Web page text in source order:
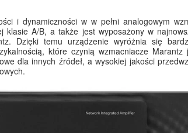
i dynamiczności w w pełni analogowym
klasie A/B, a także jest wyposażony w
Dzięki temu urządzenie wyróżnia się
które czynią wzmacniacze Marantz
dla innych źródeł, a wysokiej jakości